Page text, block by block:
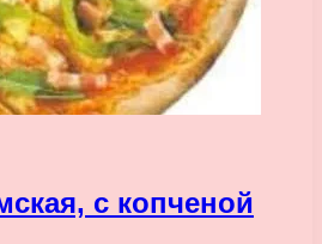
с копченой